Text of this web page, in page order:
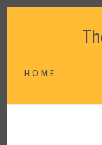
Salta
NAVIGATION
HOME